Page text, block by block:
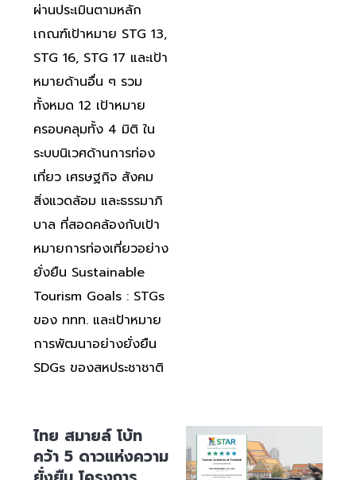
ผ่านประเมินตามหลัก
เกณฑ์เป้าหมาย STG 13,
STG 16, STG 17 และเป้า
หมายด้านอื่น ๆ รวม
ทั้งหมด 12 เป้าหมาย
ครอบคลุมทั้ง 4 มิติ ใน
ระบบนิเวศด้านการท่อง
เที่ยว เศรษฐกิจ สังคม
สิ่งแวดล้อม และธรรมาภิ
บาล ที่สอดคล้องกับเป้า
หมายการท่องเที่ยวอย่าง
ยั่งยืน Sustainable
Tourism Goals : STGs
ของ ททท. และเป้าหมาย
การพัฒนาอย่างยั่งยืน
SDGs ของสหประชาชาติ
ไทย สมายล์ โบ้ท
คว้า 5 ดาวแห่งความ